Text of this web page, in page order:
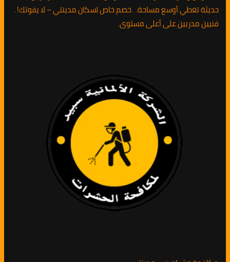
حديثة تغطي أوسع مساحة. . خصم خاص لسكان مدينتي – لا يفوتك! .
فنيين مدربين على أعلى مستوى.